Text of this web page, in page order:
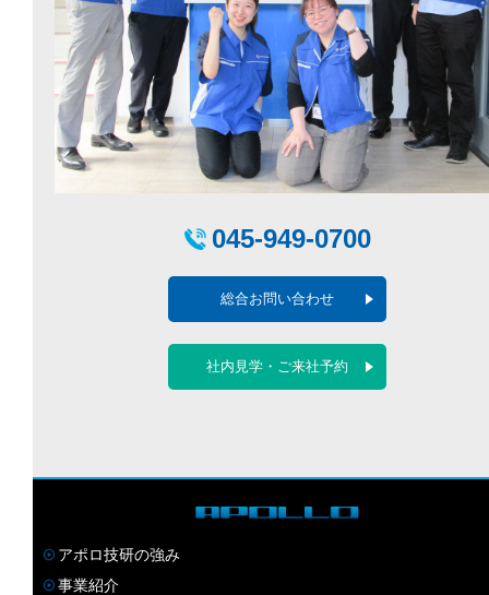
045-949-0700
総合お問い合わせ
社内見学・ご来社予約
アポロ技研の強み
事業紹介